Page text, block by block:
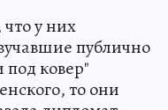
у них
публично
под ковер"
то они